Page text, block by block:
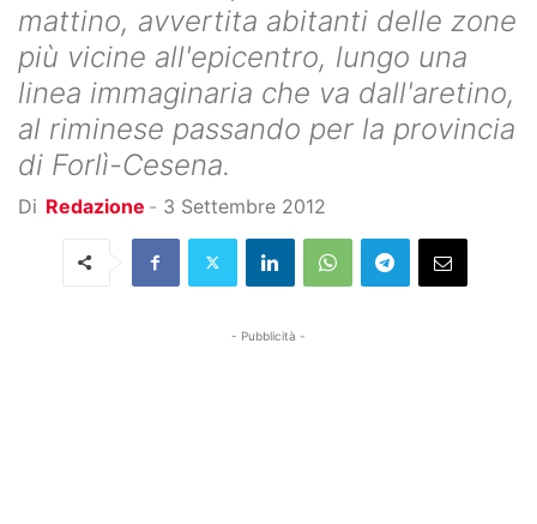
mattino, avvertita abitanti delle zone
più vicine all'epicentro, lungo una
linea immaginaria che va dall'aretino,
al riminese passando per la provincia
di Forlì-Cesena.
Di Redazione - 3 Settembre 2012
- Pubblicità -